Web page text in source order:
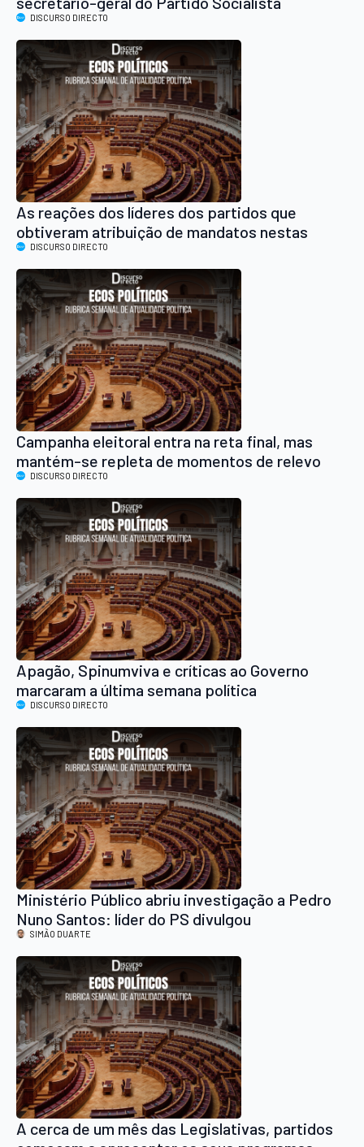
DISCURSO DIRECTO
As reações dos líderes dos partidos que
obtiveram atribuição de mandatos nestas
Legislativas de 2025
DISCURSO DIRECTO
Campanha eleitoral entra na reta final, mas
mantém-se repleta de momentos de relevo
DISCURSO DIRECTO
Apagão, Spinumviva e críticas ao Governo
marcaram a última semana política
DISCURSO DIRECTO
Ministério Público abriu investigação a Pedro
Nuno Santos: líder do PS divulgou
publicamente documentação do caso
SIMÃO DUARTE
A cerca de um mês das Legislativas, partidos